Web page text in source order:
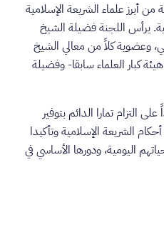
أبرز علماء الشريعة الإسلامية
يرأس اللجنة فضيلة الشيخ
وعضوية كلاً من معالي الشيخ
كبار العلماء سابقا- وفضيلة
التزام تمارا الدائم بتوفير
الشريعة الإسلامية وتأكيدا
اليومية، ودورها الأساسي في